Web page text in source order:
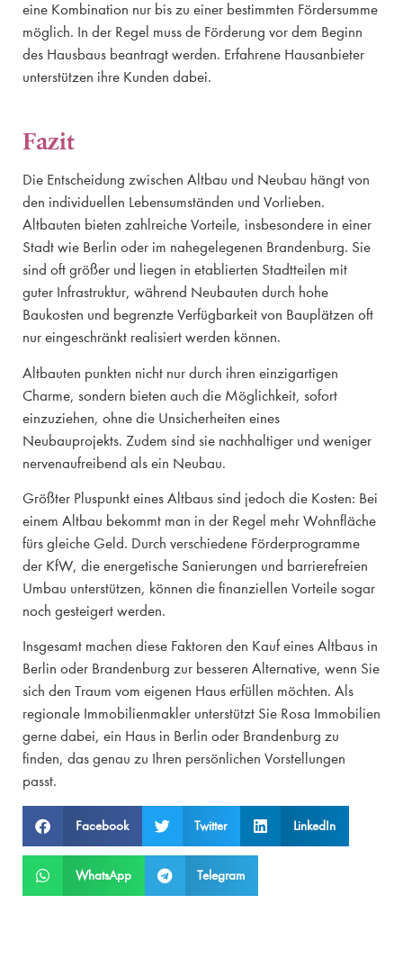
eine Kombination nur bis zu einer bestimmten Fördersumme
möglich. In der Regel muss de Förderung vor dem Beginn
des Hausbaus beantragt werden. Erfahrene Hausanbieter
unterstützen ihre Kunden dabei.
Fazit
Die Entscheidung zwischen Altbau und Neubau hängt von
den individuellen Lebensumständen und Vorlieben.
Altbauten bieten zahlreiche Vorteile, insbesondere in einer
Stadt wie Berlin oder im nahegelegenen Brandenburg. Sie
sind oft größer und liegen in etablierten Stadtteilen mit
guter Infrastruktur, während Neubauten durch hohe
Baukosten und begrenzte Verfügbarkeit von Bauplätzen oft
nur eingeschränkt realisiert werden können.
Altbauten punkten nicht nur durch ihren einzigartigen
Charme, sondern bieten auch die Möglichkeit, sofort
einzuziehen, ohne die Unsicherheiten eines
Neubauprojekts. Zudem sind sie nachhaltiger und weniger
nervenaufreibend als ein Neubau.
Größter Pluspunkt eines Altbaus sind jedoch die Kosten: Bei
einem Altbau bekommt man in der Regel mehr Wohnfläche
fürs gleiche Geld. Durch verschiedene Förderprogramme
der KfW, die energetische Sanierungen und barrierefreien
Umbau unterstützen, können die finanziellen Vorteile sogar
noch gesteigert werden.
Insgesamt machen diese Faktoren den Kauf eines Altbaus in
Berlin oder Brandenburg zur besseren Alternative, wenn Sie
sich den Traum vom eigenen Haus erfüllen möchten. Als
regionale Immobilienmakler unterstützt Sie Rosa Immobilien
gerne dabei, ein Haus in Berlin oder Brandenburg zu
finden, das genau zu Ihren persönlichen Vorstellungen
passt.
Facebook Twitter LinkedIn
WhatsApp Telegram